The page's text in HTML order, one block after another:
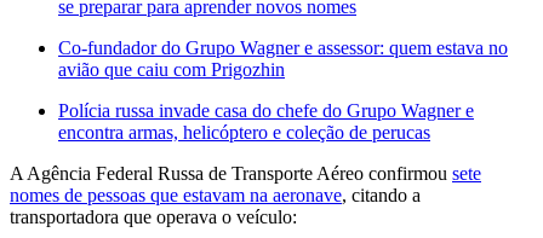
se preparar para aprender novos nomes
Co-fundador do Grupo Wagner e assessor: quem estava no
avião que caiu com Prigozhin
Polícia russa invade casa do chefe do Grupo Wagner e
encontra armas, helicóptero e coleção de perucas
A Agência Federal Russa de Transporte Aéreo confirmou sete
nomes de pessoas que estavam na aeronave, citando a
transportadora que operava o veículo: